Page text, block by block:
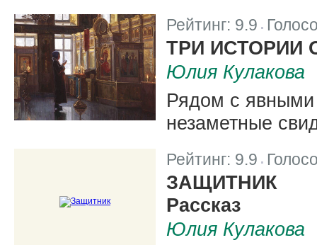
Рейтинг: 9.9 |
ТРИ ИСТОРИИ
Юлия Кулакова
Рядом с явными
незаметные
Рейтинг: 9.9 |
ЗАЩИТНИК
Рассказ
Юлия Кулакова